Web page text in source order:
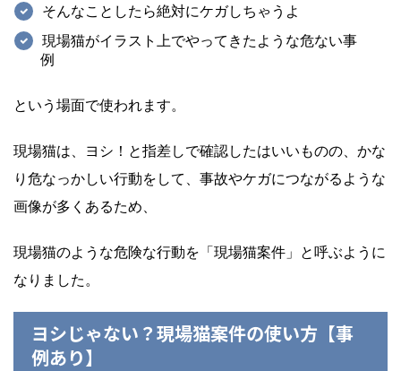
そんなことしたら絶対にケガしちゃうよ
現場猫がイラスト上でやってきたような危ない事
例
という場面で使われます。
現場猫は、ヨシ！と指差しで確認したはいいものの、かな
り危なっかしい行動をして、事故やケガにつながるような
画像が多くあるため、
現場猫のような危険な行動を「現場猫案件」と呼ぶように
なりました。
ヨシじゃない？現場猫案件の使い方【事
例あり】